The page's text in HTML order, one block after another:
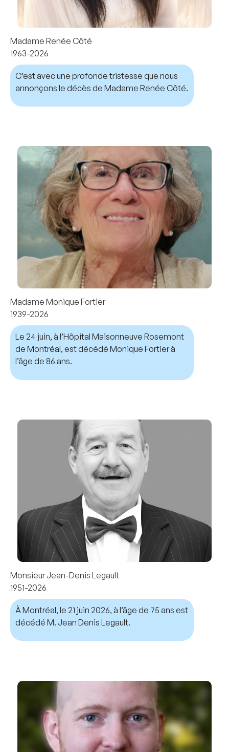
Madame Renée Côté
1963-2026
C’est avec une profonde tristesse que nous
annonçons le décès de Madame Renée Côté.
Madame Monique Fortier
1939-2026
Le 24 juin, à l’Hôpital Maisonneuve Rosemont
de Montréal, est décédé Monique Fortier à
l’âge de 86 ans.
Monsieur Jean-Denis Legault
1951-2026
À Montréal, le 21 juin 2026, à l’âge de 75 ans est
décédé M. Jean Denis Legault.